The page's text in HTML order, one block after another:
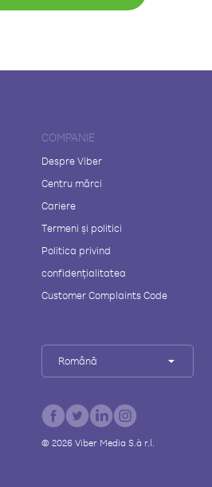
COMPANIE
Despre Viber
Centru mărci
Cariere
Termeni și politici
Politica privind
confidențialitatea
Customer Complaints Code
Română
© 2026Viber Media S.à r.l.